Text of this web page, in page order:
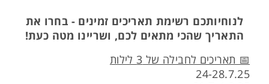
לנוחיותכם רשימת תאריכים זמינים - בחרו את
התאריך שהכי מתאים לכם, ושריינו מטה כעת!
📅 תאריכים לחבילה של 3 לילות
24-28.7.25